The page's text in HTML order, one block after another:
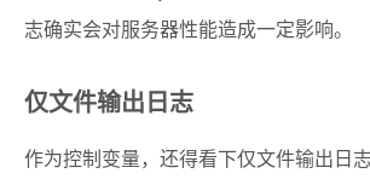
志确实会对服务器性能造成一定影响。
仅文件输出日志
作为控制变量，还得看下仅文件输出日